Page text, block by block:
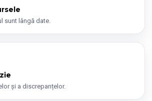
sunt lângă date.
și a discrepanțelor.